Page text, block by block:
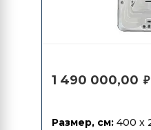
1 490 000,00 ₽
Размер, см: 400 x